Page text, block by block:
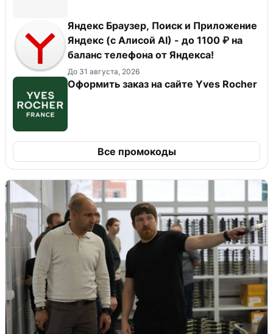
Яндекс Браузер, Поиск и Приложение
Яндекс (с Алисой AI) - до 1100 ₽ на
баланс телефона от Яндекса!
До 31 августа, 2026
Оформить заказ на сайте Yves Rocher
Все промокоды